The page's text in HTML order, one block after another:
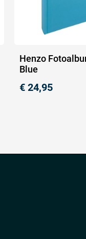
Henzo
Blue
€ 24,95